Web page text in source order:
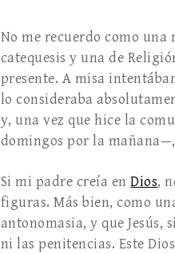
No me recuerdo como
catequesis y una de
presente. A misa
lo consideraba
y, una vez que hice la
domingos por la
Si mi padre creía enDios,
figuras. Más bien, como
antonomasia, y que Jesús,
ni las penitencias. Este